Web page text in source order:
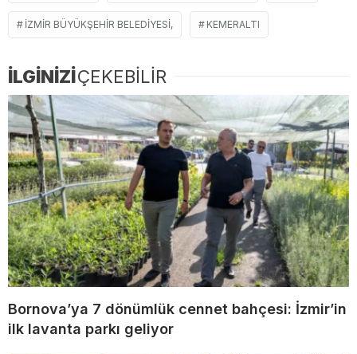
İZMIR BÜYÜKŞEHIR BELEDIYESI, KEMERALTI
İLGİNİZİÇEKEBİLİR
Bornova’ya 7 dönümlük cennet bahçesi: İzmir’in
ilk lavanta parkı geliyor